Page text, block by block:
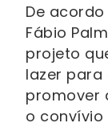
De
Fábio
projeto
lazer
promover
o convívio